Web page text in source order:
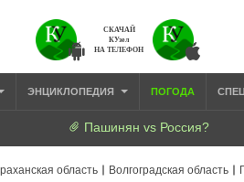
СКАЧАЙ
КУзел
НА ТЕЛЕФОН
ЭНЦИКЛОПЕДИЯ ПОГОДА
Пашинян vs Россия?
область Волгоградская область